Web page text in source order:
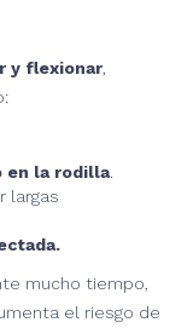
y flexionar
en la rodilla.
largas
mucho tiempo,
el riesgo de